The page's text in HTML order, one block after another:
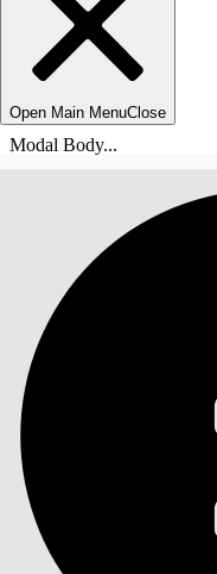
Open Main MenuClose
Modal Body...
Índice de materias
ÍNDICE DE MATERIAS